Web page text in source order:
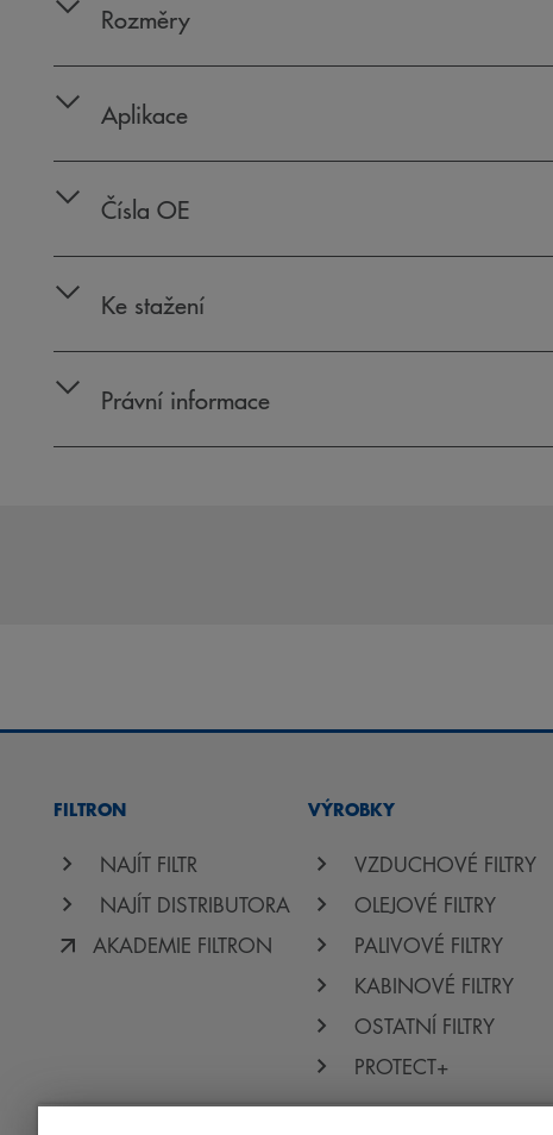
Rozměry
Aplikace
Čísla OE
Ke stažení
Právní informace
FILTRON
NAJÍT FILTR
NAJÍT DISTRIBUTORA
AKADEMIE FILTRON
VÝROBKY
VZDUCHOVÉ FILTRY
OLEJOVÉ FILTRY
PALIVOVÉ FILTRY
KABINOVÉ FILTRY
OSTATNÍ FILTRY
PROTECT+